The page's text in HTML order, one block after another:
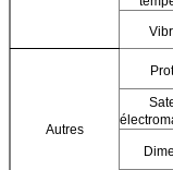
Autres